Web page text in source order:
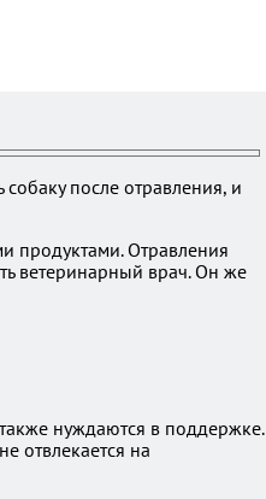
после отравления, и
продуктами. Отравления
ветеринарный врач. Он же
нуждаются в поддержке.
отвлекается на